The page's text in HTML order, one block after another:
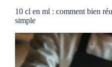
10 cl en ml : comment bien
simple